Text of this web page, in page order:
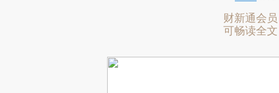
财新通会员
可畅读全文